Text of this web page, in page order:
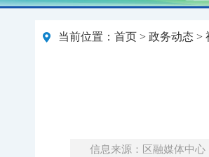
当前位置： 首页 > 政务动态 >
信息来源：区融媒体中心